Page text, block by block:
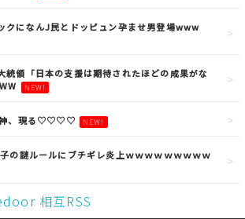
クになんJ民とドッピュン孕ませ男登場www
統領「日本の支援は期待されたほどの成果がな
NEW!
神、現る♡♡♡♡ NEW!
の謎ルールにブチギレ炎上ｗｗｗｗｗｗｗｗｗ
相互RSS